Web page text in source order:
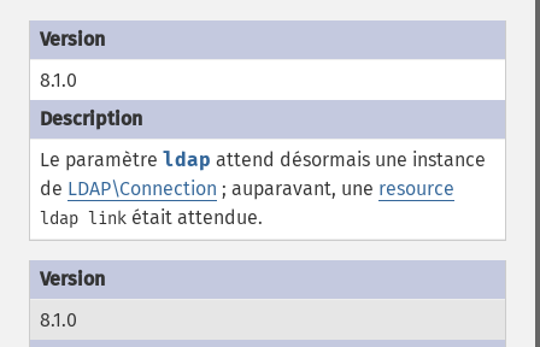
8.1.0
Le paramètre ldap attend désormais une instance
de LDAP\Connection ; auparavant, une resource
ldap link était attendue.
8.1.0